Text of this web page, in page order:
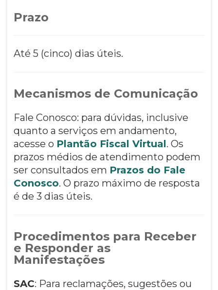
Prazo
Até 5 (cinco) dias úteis.
Mecanismos de Comunicação
Fale Conosco: para dúvidas, inclusive
quanto a serviços em andamento,
acesse o Plantão Fiscal Virtual. Os
prazos médios de atendimento podem
ser consultados em Prazos do Fale
Conosco. O prazo máximo de resposta
é de 3 dias úteis.
Procedimentos para Receber
e Responder as
Manifestações
SAC: Para reclamações, sugestões ou